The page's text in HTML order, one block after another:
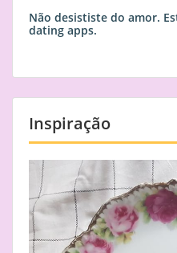
Não desististe do amor.
dating apps.
Inspiração